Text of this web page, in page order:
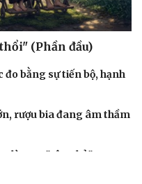
(Phần đầu)
đo bằng sự tiến bộ, hạnh
rượu bia đang âm thầm
làm to "cậu nhỏ"